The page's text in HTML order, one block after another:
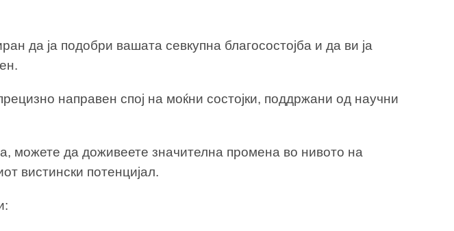
да ја подобри вашата севкупна благосостојба и да ви ја
направен спој на моќни состојки, поддржани од научни
можете да доживеете значителна промена во нивото на
вистински потенцијал.